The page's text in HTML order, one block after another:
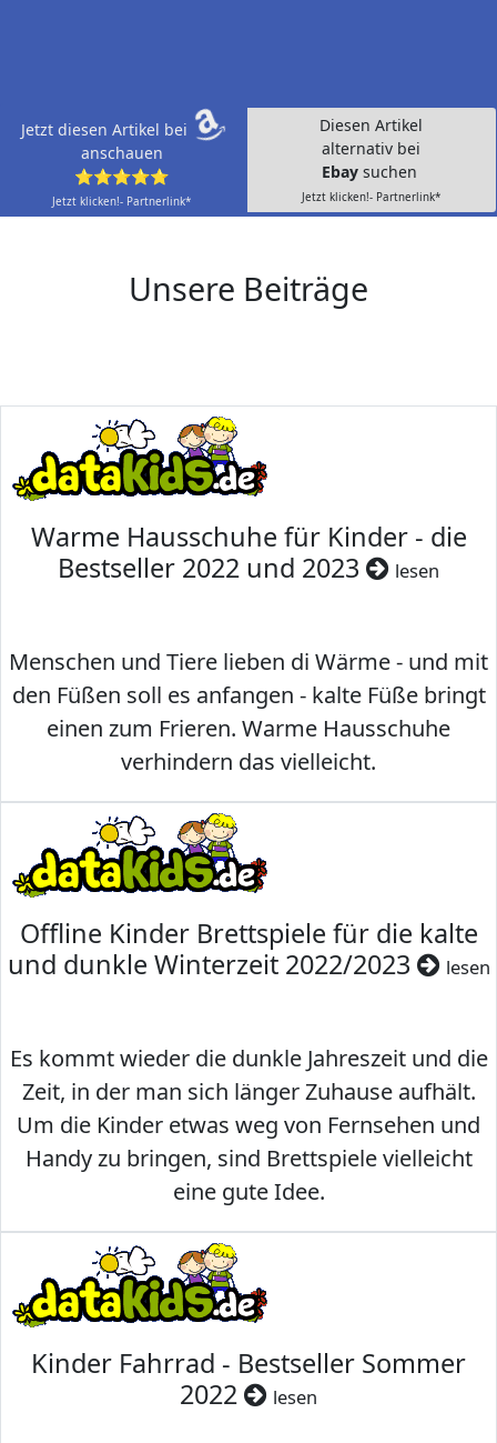
Jetzt diesen Artikel bei
anschauen
⭐⭐⭐⭐⭐
Jetzt klicken!- Partnerlink*
Diesen Artikel
alternativ bei
Ebay suchen
Jetzt klicken!- Partnerlink*
Unsere Beiträge
Warme Hausschuhe für Kinder - die
Bestseller 2022 und 2023
lesen
Menschen und Tiere lieben di Wärme - und mit
den Füßen soll es anfangen - kalte Füße bringt
einen zum Frieren. Warme Hausschuhe
verhindern das vielleicht.
Offline Kinder Brettspiele für die kalte
und dunkle Winterzeit 2022/2023
lesen
Es kommt wieder die dunkle Jahreszeit und die
Zeit, in der man sich länger Zuhause aufhält.
Um die Kinder etwas weg von Fernsehen und
Handy zu bringen, sind Brettspiele vielleicht
eine gute Idee.
Kinder Fahrrad - Bestseller Sommer
2022
lesen